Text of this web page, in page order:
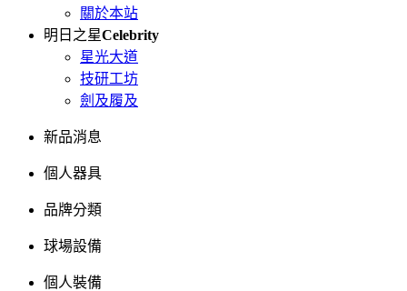
關於本站
明日之星Celebrity
星光大道
技研工坊
劍及履及
新品消息
個人器具
品牌分類
球場設備
個人裝備